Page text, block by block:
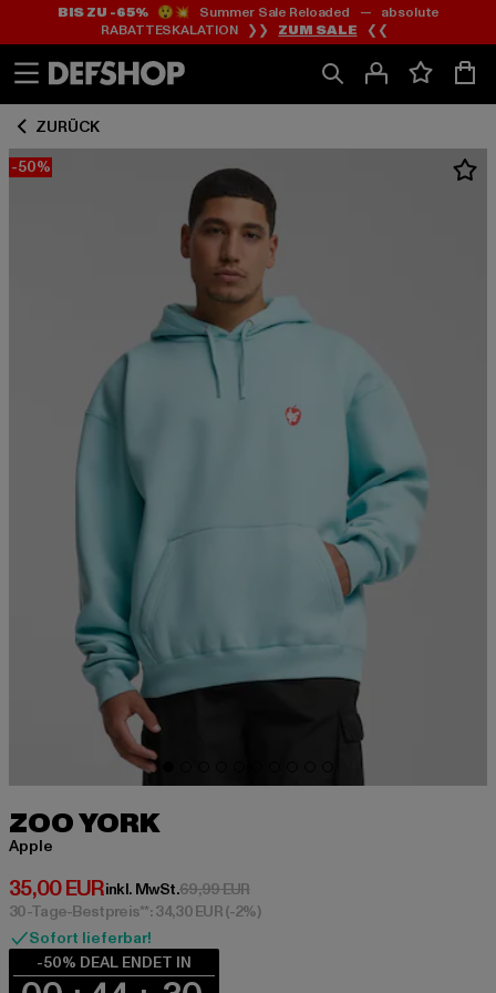
Zum
Inhalt
springen
Zum
Fußzeile
springen
BIS ZU -65%😲💥 Summer Sale Reloaded — absolute
RABATTESKALATION ❯❯ ZUM SALE ❮❮
ZURÜCK
-50%
ZOO YORK
Apple
35,00 EUR
Derzeitiger Preis: 35,00 EUR
inkl. MwSt.69,99 EURAktionspreis: 69,99 EUR
30-Tage-Bestpreis**: 34,30 EUR(-2%)
Sofort lieferbar!
-50% DEAL ENDET IN